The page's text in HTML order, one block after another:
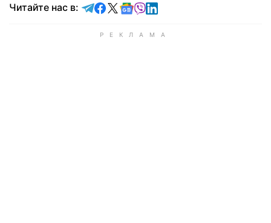
Читайте нас в: Читайте в Telegram
Читайте в Facebook
Читайте в X
Читайте в Google news
Читайте в Viber
Читайте в LinkedIn